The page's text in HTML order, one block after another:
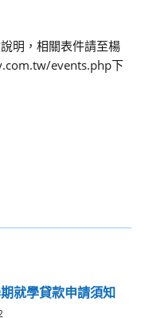
明，相關表件請至楊
events.php下
就學貸款申請須知